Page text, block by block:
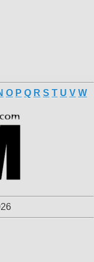
O P Q R S T U V W